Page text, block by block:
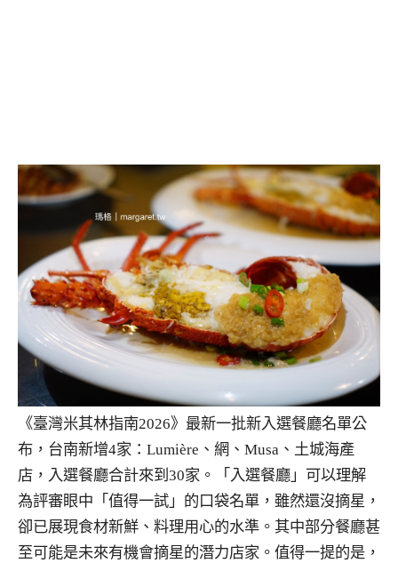
《臺灣米其林指南2026》最新一批新入選餐廳名單公
布，台南新增4家：Lumière、網、Musa、土城海產
店，入選餐廳合計來到30家。「入選餐廳」可以理解
為評審眼中「值得一試」的口袋名單，雖然還沒摘星，
卻已展現食材新鮮、料理用心的水準。其中部分餐廳甚
至可能是未來有機會摘星的潛力店家。值得一提的是，